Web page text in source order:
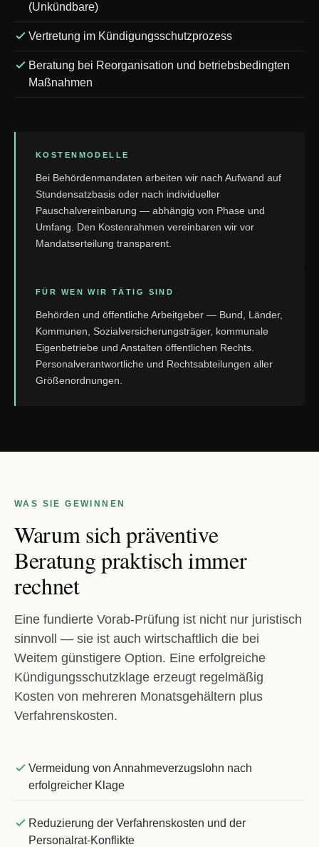
(Unkündbare)
Vertretung im Kündigungsschutzprozess
Beratung bei Reorganisation und betriebsbedingten
Maßnahmen
KOSTENMODELLE
Bei Behördenmandaten arbeiten wir nach Aufwand auf
Stundensatzbasis oder nach individueller
Pauschalvereinbarung — abhängig von Phase und
Umfang. Den Kostenrahmen vereinbaren wir vor
Mandatserteilung transparent.
FÜR WEN WIR TÄTIG SIND
Behörden und öffentliche Arbeitgeber — Bund, Länder,
Kommunen, Sozialversicherungsträger, kommunale
Eigenbetriebe und Anstalten öffentlichen Rechts.
Personalverantwortliche und Rechtsabteilungen aller
Größenordnungen.
WAS SIE GEWINNEN
Warum sich präventive
Beratung praktisch immer
rechnet
Eine fundierte Vorab-Prüfung ist nicht nur juristisch
sinnvoll — sie ist auch wirtschaftlich die bei
Weitem günstigere Option. Eine erfolgreiche
Kündigungsschutzklage erzeugt regelmäßig
Kosten von mehreren Monatsgehältern plus
Verfahrenskosten.
Vermeidung von Annahmeverzugslohn nach
erfolgreicher Klage
Reduzierung der Verfahrenskosten und der
Personalrat-Konflikte